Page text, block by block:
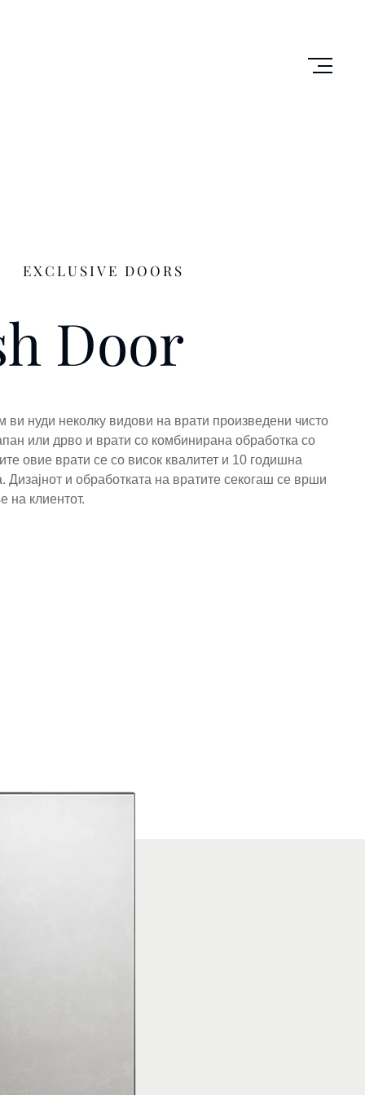
EXCLUSIVE DOORS
Door
ви нуди неколку видови на врати произведени чисто
или дрво и врати со комбинирана обработка со
овие врати се со висок квалитет и 10 годишна
Дизајнот и обработката на вратите секогаш се врши
на клиентот.